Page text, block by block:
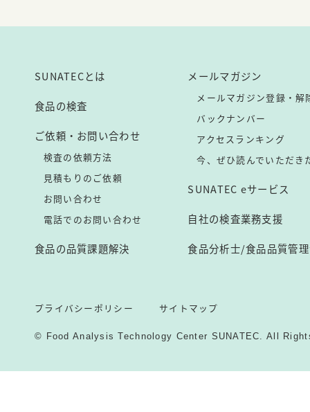
SUNATECとは
食品の検査
ご依頼・お問い合わせ
検査の依頼方法
見積もりのご依頼
お問い合わせ
電話でのお問い合わせ
食品の品質課題解決
メールマガジン
メールマガジン登録・解
バックナンバー
アクセスランキング
今、ぜひ読んでいただき
SUNATEC eサービス
自社の検査業務支援
食品分析士/食品品質管
プライバシーポリシー サイトマップ
© Food Analysis Technology Center SUNATEC. All